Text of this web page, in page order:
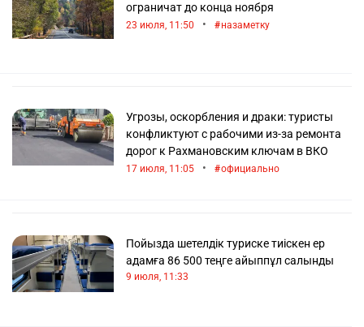
ограничат до конца ноября
23 июля, 11:50 • назаметку
Угрозы, оскорбления и драки: туристы
конфликтуют с рабочими из-за ремонта
дорог к Рахмановским ключам в ВКО
17 июля, 11:05 • официально
Пойызда шетелдік туриске тиіскен ер
адамға 86 500 теңге айыппұл салынды
9 июля, 11:33